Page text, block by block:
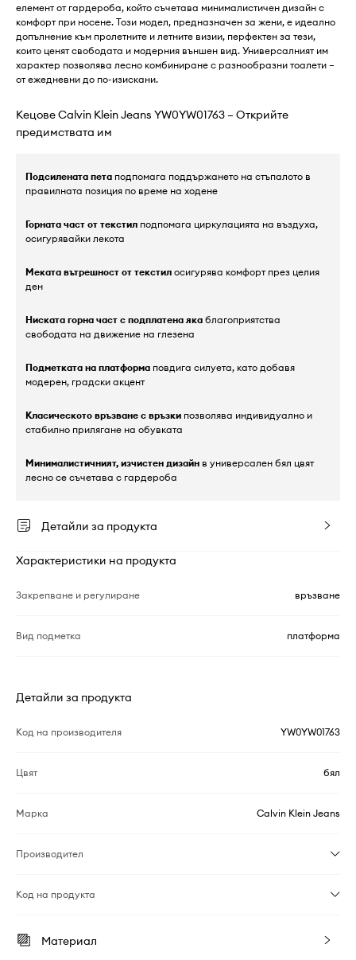
елемент от гардероба, който съчетава минималистичен дизайн с
комфорт при носене. Този модел, предназначен за жени, е идеално
допълнение към пролетните и летните визии, перфектен за тези,
които ценят свободата и модерния външен вид. Универсалният им
характер позволява лесно комбиниране с разнообразни тоалети –
от ежедневни до по-изискани.
Кецове Calvin Klein Jeans YW0YW01763 – Открийте
предимствата им
Подсилената пета подпомага поддържането на стъпалото в
правилната позиция по време на ходене
Горната част от текстил подпомага циркулацията на въздуха,
осигурявайки лекота
Меката вътрешност от текстил осигурява комфорт през целия
ден
Ниската горна част с подплатена яка благоприятства
свободата на движение на глезена
Подметката на платформа повдига силуета, като добавя
модерен, градски акцент
Класическото връзване с връзки позволява индивидуално и
стабилно прилягане на обувката
Минималистичният, изчистен дизайн в универсален бял цвят
лесно се съчетава с гардероба
Детайли за продукта
Характеристики на продукта
Закрепване и регулиране връзване
Вид подметка платформа
Детайли за продукта
Код на производителя YW0YW01763
Цвят бял
Марка Calvin Klein Jeans
Производител
Код на продукта
Материал